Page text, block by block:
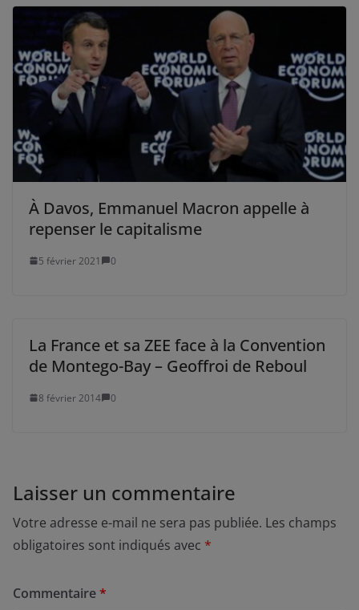
À Davos, Emmanuel Macron appelle à
repenser le capitalisme
5 février 2021 0
La France et sa ZEE face à la Convention
de Montego-Bay – Geoffroi de Reboul
8 février 2014 0
Laisser un commentaire
Votre adresse e-mail ne sera pas publiée. Les champs
obligatoires sont indiqués avec *
Commentaire*